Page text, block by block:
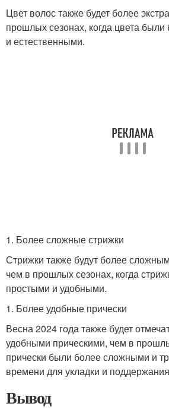
Цвет волос также будет более
прошлых сезонах, когда цвета
и естественными.
1. Более сложные стрижки
Стрижки также будут более
чем в прошлых сезонах, когда
простыми и удобными.
1. Более удобные прически
Весна 2024 года также будет
удобными прическими, чем в
прически были более сложными и
времени для укладки и
Вывод